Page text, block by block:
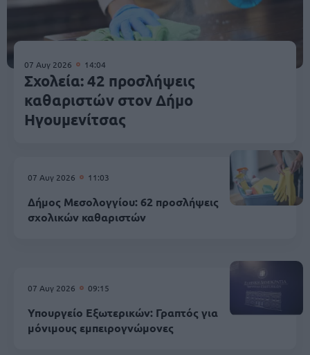
07 Αυγ 2026 14:04
Σχολεία: 42 προσλήψεις
καθαριστών στον Δήμο
Ηγουμενίτσας
07 Αυγ 2026 11:03
Δήμος Μεσολογγίου: 62 προσλήψεις
σχολικών καθαριστών
07 Αυγ 2026 09:15
Υπουργείο Εξωτερικών: Γραπτός για
μόνιμους εμπειρογνώμονες